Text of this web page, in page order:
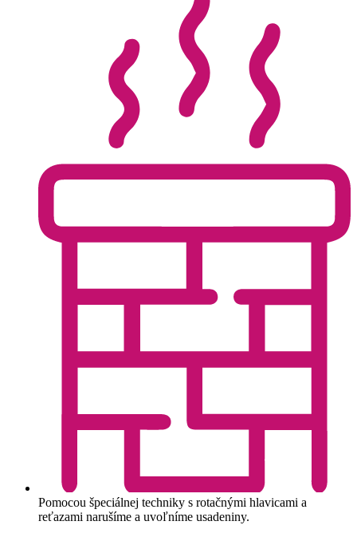
Pomocou špeciálnej techniky s rotačnými hlavicami a
reťazami narušíme a uvoľníme usadeniny.